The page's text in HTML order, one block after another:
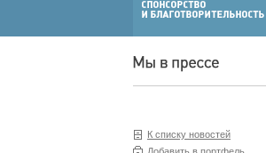
К списку новостей